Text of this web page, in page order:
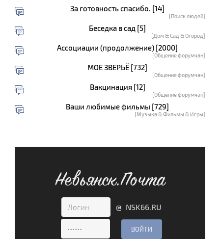
За готовность спасибо. [14]
[Поиск людей]
Беседка в сад [5]
[Дом & Сад & Огород]
Ассоциации (продолжение) [2000]
[Общение форумчан]
МОЕ ЗВЕРЬЁ [732]
[Общение форумчан]
Вакцинация [12]
[Общение форумчан]
Ваши любимые фильмы [729]
[Музыка & Фильмы & Игры]
Невьянск.Почта
@ NSK66.RU